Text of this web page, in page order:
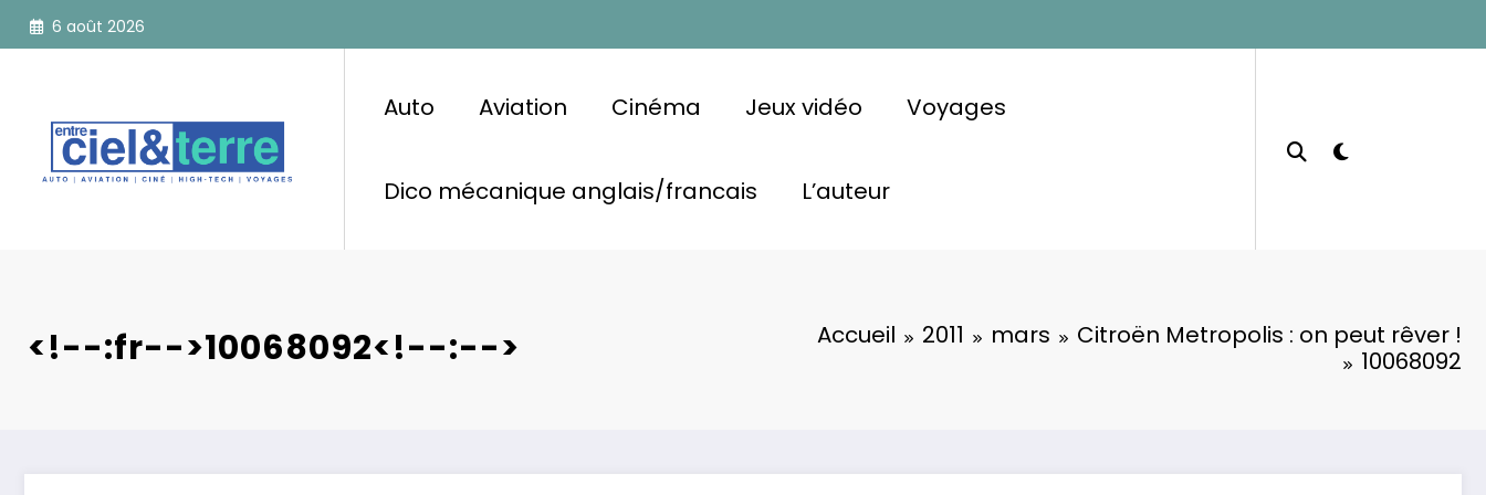
Aller
6 août 2026
Auto Aviation Cinéma Jeux vidéo Voyages
Dico mécanique anglais/francais L’auteur
<!--:fr-->10068092<!--:--> Accueil 2011 mars
Citroën Metropolis : on peut rêver !
10068092